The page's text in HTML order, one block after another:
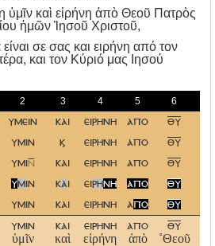
ὑμῖν καὶ εἰρήνη ἀπὸ Θεοῦ Πατρὸς
ἡμῶν Ἰησοῦ Χριστοῦ,
σε σας και ειρήνη από τον
και τον Kύριό μας Iησού
2 3 4 5 6
υμειν και ειρηνη απο θυ
υμιν ϗ ειρηνη απο θυ
υμι και ειρηνη απο θυ
υμιν και ειρηνη απο θυ
υμιν και ειρηνη απο θυ
υμιν
ὑμῖν
και
καὶ
ειρηνη
εἰρήνη
απο
ἀπὸ
θυ
˚Θεοῦ